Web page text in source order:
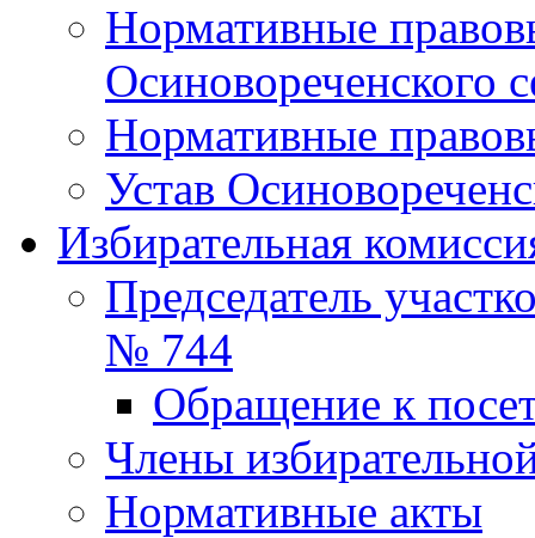
Нормативные
Осиновореченского
Нормативные
Устав
Избирательная
Председатель
№ 744
Обращение к
Члены
Нормативные акты